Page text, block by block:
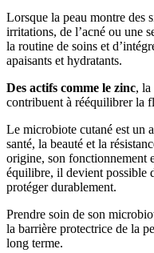
Lorsque la peau montre des
irritations, de l’acné ou une
la routine de soins et
apaisants et hydratants.
Des actifs comme le zinc, la
contribuent à rééquilibrer la
Le microbiote cutané est un
santé, la beauté et la
origine, son fonctionnement
équilibre, il devient possible
protéger durablement.
Prendre soin de son
la barrière protectrice de la
long terme.